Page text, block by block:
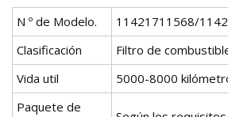
N º de Modelo.
11421711568/
Clasificación
Filtro de
Vida util
5000-8000
Paquete de